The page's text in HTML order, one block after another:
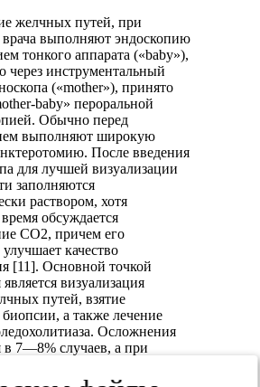
желчных путей, при
врача выполняют эндоскопию
тонкого аппарата («baby»),
через инструментальный
(«mother»), принято
baby» пероральной
Обычно перед
выполняют широкую
После введения
для лучшей визуализации
заполняются
раствором, хотя
обсуждается
СО2, причем его
качество
[11]. Основной точкой
визуализация
путей, взятие
а также лечение
Осложнения
в 7—8% случаев, а при
метода являются